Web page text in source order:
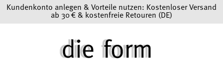
Zum Hauptinhalt springen
Kundenkonto anlegen & Vorteile nutzen: Kostenloser Versand
ab 30 € & kostenfreie Retouren (DE)